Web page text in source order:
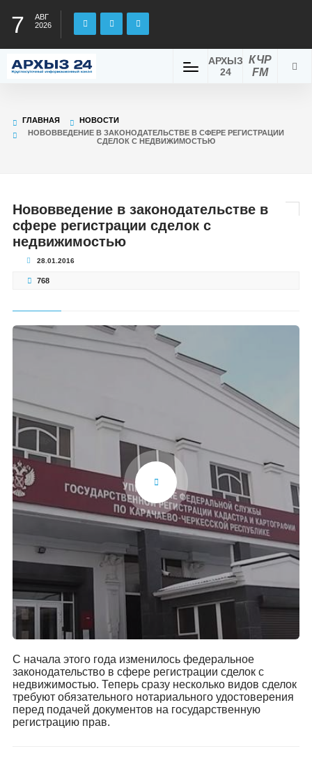
7
АВГ
2026
КЧР
FM
АРХЫЗ
24
ГЛАВНАЯ
НОВОСТИ
НОВОВВЕДЕНИЕ В ЗАКОНОДАТЕЛЬСТВЕ В СФЕРЕ РЕГИСТРАЦИИ
СДЕЛОК С НЕДВИЖИМОСТЬЮ
Нововведение в законодательстве в
сфере регистрации сделок с
недвижимостью
28.01.2016
768
С начала этого года изменилось федеральное
законодательство в сфере регистрации сделок с
недвижимостью. Теперь сразу несколько видов сделок
требуют обязательного нотариального удостоверения
перед подачей документов на государственную
регистрацию прав.